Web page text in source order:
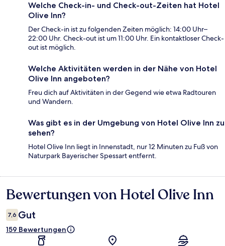
Welche Check-in- und Check-out-Zeiten hat Hotel
Olive Inn?
Der Check-in ist zu folgenden Zeiten möglich: 14:00 Uhr–
22:00 Uhr. Check-out ist um 11:00 Uhr. Ein kontaktloser Check-
out ist möglich.
Welche Aktivitäten werden in der Nähe von Hotel
Olive Inn angeboten?
Freu dich auf Aktivitäten in der Gegend wie etwa Radtouren
und Wandern.
Was gibt es in der Umgebung von Hotel Olive Inn zu
sehen?
Hotel Olive Inn liegt in Innenstadt, nur 12 Minuten zu Fuß von
Naturpark Bayerischer Spessart entfernt.
Bewertungen
Bewertungen von Hotel Olive Inn
7,6 Gut
159 Bewertungen